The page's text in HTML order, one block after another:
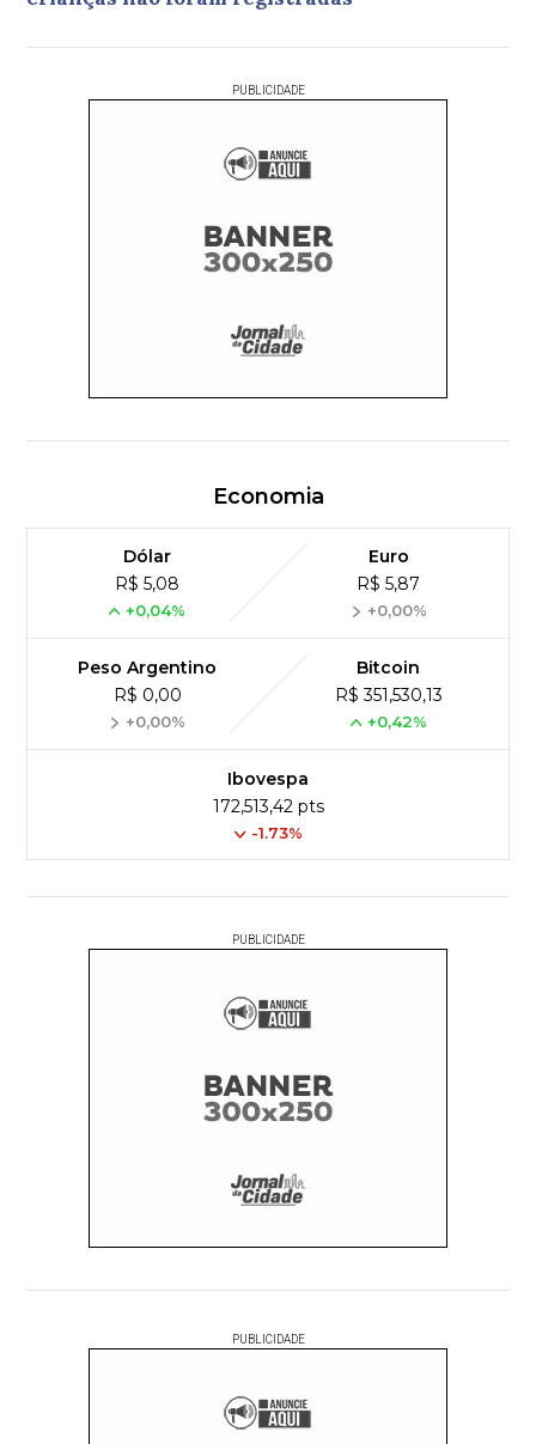
PUBLICIDADE
Economia
Dólar
R$ 5,08
+0,04%
Euro
R$ 5,87
+0,00%
Peso Argentino
R$ 0,00
+0,00%
Bitcoin
R$ 351,530,13
+0,42%
Ibovespa
172,513,42 pts
-1.73%
PUBLICIDADE
PUBLICIDADE